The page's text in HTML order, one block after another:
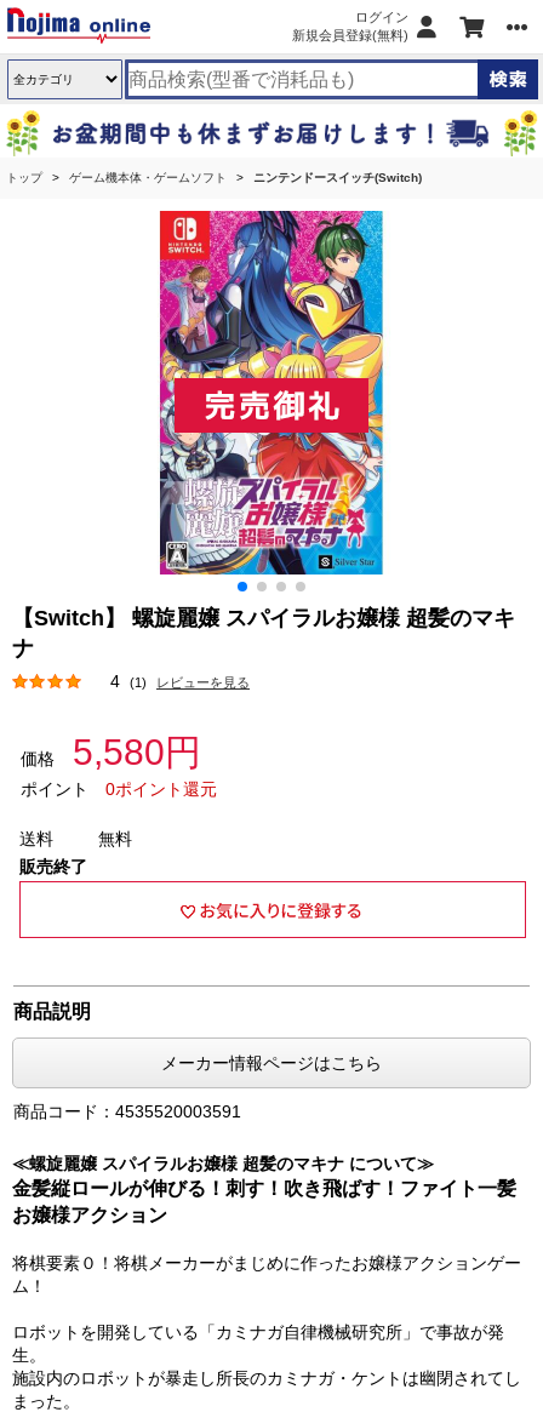
ログイン
新規会員登録(無料)
トップ ゲーム機本体・ゲームソフト ニンテンドースイッチ(Switch)
【Switch】 螺旋麗嬢 スパイラルお嬢様 超髪のマキ
ナ
4 (1) レビューを見る
価格 5,580円
ポイント 0ポイント還元
送料
無料
販売終了
商品説明
メーカー情報ページはこちら
商品コード：4535520003591
≪螺旋麗嬢 スパイラルお嬢様 超髪のマキナ について≫
金髪縦ロールが伸びる！刺す！吹き飛ばす！ファイト一髪
お嬢様アクション
将棋要素０！将棋メーカーがまじめに作ったお嬢様アクションゲー
ム！
ロボットを開発している「カミナガ自律機械研究所」で事故が発
生。
施設内のロボットが暴走し所長のカミナガ・ケントは幽閉されてし
まった。